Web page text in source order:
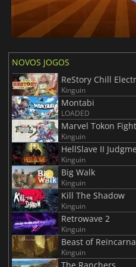
NOVOS JOGOS
ReStory Chill
Kinguin
Montabi
LOADED
Marvel Tokon
Kinguin
HellSlave II
Kinguin
Big Walk
Kinguin
Kill The Shadow
Kinguin
Retrowave 2
Kinguin
Beast of
Kinguin